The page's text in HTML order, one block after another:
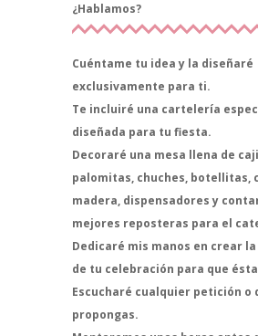
¿Hablamos?
Cuéntame tu idea y la diseñaré
exclusivamente para ti.
Te incluiré una cartelería
diseñada para tu fiesta.
Decoraré una mesa llena de
palomitas, chuches, botellitas,
madera, dispensadores y
mejores reposteras para el
Dedicaré mis manos en crear
de tu celebración para que
Escucharé cualquier petición o
propongas.